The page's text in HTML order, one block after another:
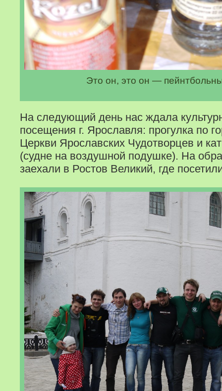
Это он, это он —
На следующий день нас ждала
посещения г. Ярославля: прогулка по
Церкви Ярославских Чудотворцев и
(судне на воздушной подушке). На
заехали в Ростов Великий, где